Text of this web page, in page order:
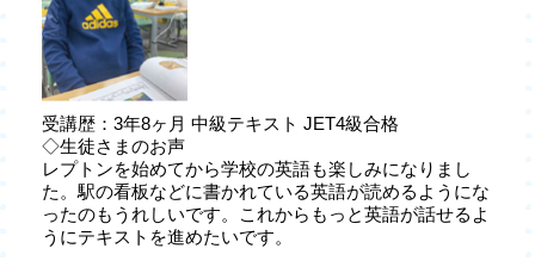
受講歴：3年8ヶ月 中級テキスト JET4級合格
◇生徒さまのお声
レプトンを始めてから学校の英語も楽しみになりまし
た。駅の看板などに書かれている英語が読めるようにな
ったのもうれしいです。これからもっと英語が話せるよ
うにテキストを進めたいです。